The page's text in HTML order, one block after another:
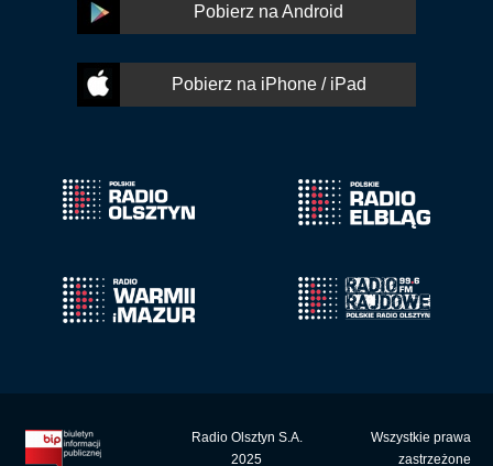
Pobierz na Android
Pobierz na iPhone / iPad
Radio Olsztyn S.A.
2025
Wszystkie prawa
zastrzeżone